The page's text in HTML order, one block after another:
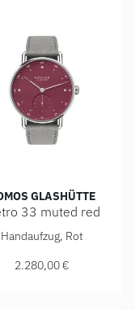
Ref: 1122, Preis:
GLASHÜTTE
33 muted red
Glashütte Metro
Handaufzug, Rot
2.280,00 €